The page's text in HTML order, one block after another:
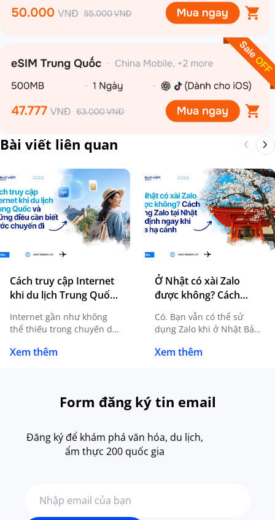
Bài viết liên quan
Cách truy cập Internet
khi du lịch Trung Quốc
và những điều cần biết
Internet gần như không
thể thiếu trong chuyến du
cứu địa điểm, đặt xe, liên
Trung Quốc có một số
các website và […]
Xem thêm
Ở Nhật có xài Zalo
được không? Cách
dùng Zalo khi đi Nhật
Có. Bạn vẫn có thể sử
dụng Zalo khi ở Nhật Bản
video, gửi hình ảnh và trao
đồng nghĩa bạn phải đổi
quan trọng […]
Xem thêm
Form đăng ký tin email
Đăng ký để khám phá văn hóa, du lịch,
ẩm thực 200 quốc gia